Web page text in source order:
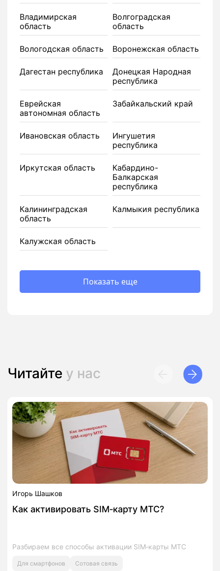
Владимирская
область
Волгоградская
область
Вологодская область Воронежская область
Дагестан республика
Донецкая Народная
республика
Еврейская
автономная область
Забайкальский край
Ивановская область
Ингушетия
республика
Иркутская область
Кабардино-
Балкарская
республика
Калининградская
область
Калмыкия республика
Калужская область
Показать еще
Читайте у нас
Игорь Шашков
Как активировать SIM‑карту МТС?
Разбираем все способы активации SIM‑карты МТС
Для смартфонов Сотовая связь